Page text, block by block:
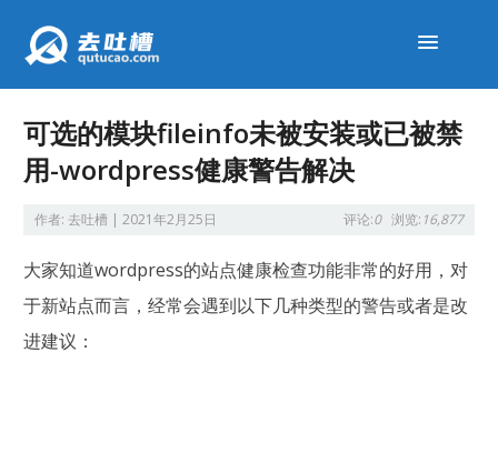
可选的模块fileinfo未被安装或已被禁
用-wordpress健康警告解决
作者:去吐槽 |2021年2月25日 评论:0 浏览: 16,877
大家知道wordpress的站点健康检查功能非常的好用，对
于新站点而言，经常会遇到以下几种类型的警告或者是改
进建议：